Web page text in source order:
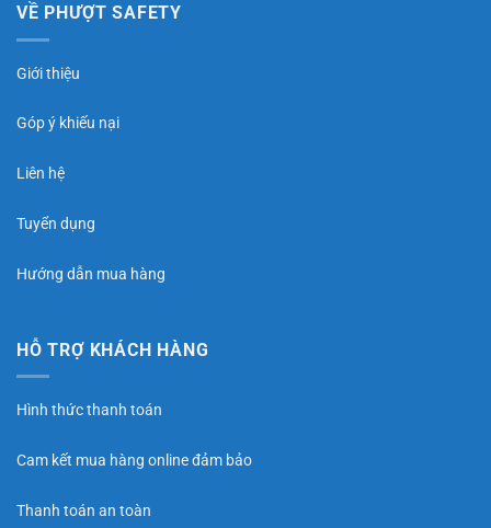
Chi nhánh HCM : 10 đường 2, p trường thọ, thủ
STK: 0141000199199 Đinh Quang Trung.
Ngân hàng Vietcombank chi nhánh Quảng Ninh .
VỀ PHƯỢT SAFETY
Giới thiệu
Góp ý khiếu nại
Liên hệ
Tuyển dụng
Hướng dẫn mua hàng
HỖ TRỢ KHÁCH HÀNG
Hình thức thanh toán
Cam kết mua hàng online đảm bảo
Thanh toán an toàn